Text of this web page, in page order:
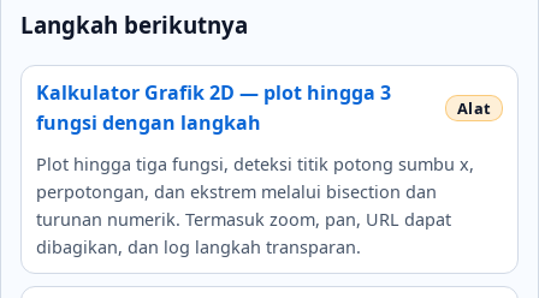
Langkah berikutnya
Kalkulator Grafik 2D — plot hingga 3
fungsi dengan langkah
Plot hingga tiga fungsi, deteksi titik potong sumbu x,
perpotongan, dan ekstrem melalui bisection dan
turunan numerik. Termasuk zoom, pan, URL dapat
dibagikan, dan log langkah transparan.